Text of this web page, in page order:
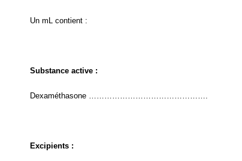
Un mL contient :
Substance active :
Dexaméthasone ……………………………………….
Excipients :